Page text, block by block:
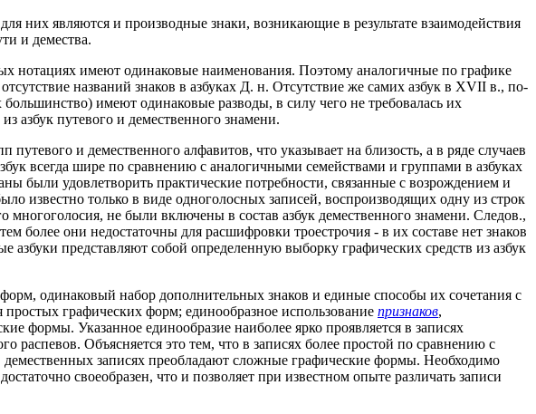
них являются и производные знаки, возникающие в результате взаимодействия
и демества.
нотациях имеют одинаковые наименования. Поэтому аналогичные по графике
названий знаков в азбуках Д. н. Отсутствие же самих азбук в XVII в., по-
имеют одинаковые разводы, в силу чего не требовалась их
азбук путевого и демественного знамени.
и демественного алфавитов, что указывает на близость, а в ряде случаев
всегда шире по сравнению с аналогичными семействами и группами в азбуках
были удовлетворить практические потребности, связанные с возрождением и
известно только в виде одноголосных записей, воспроизводящих одну из строк
многоголосия, не были включены в состав азбук демественного знамени. Следов.,
более они недостаточны для расшифровки троестрочия - в их составе нет знаков
азбуки представляют собой определенную выборку графических средств из азбук
одинаковый набор дополнительных знаков и единые способы их сочетания с
графических форм; единообразное использование признаков,
формы. Указанное единообразие наиболее ярко проявляется в записях
распевов. Объясняется это тем, что в записях более простой по сравнению с
записях преобладают сложные графические формы. Необходимо
своеобразен, что и позволяет при известном опыте различать записи